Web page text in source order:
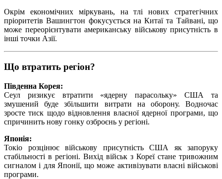
Окрім економічних міркувань, на тлі нових стратегічних
пріоритетів Вашингтон фокусується на Китаї та Тайвані, що
може переорієнтувати американську військову присутність в
інші точки Азії.
Що втратить регіон?
Південна Корея:
Сеул ризикує втратити «ядерну парасольку» США та
змушений буде збільшити витрати на оборону. Водночас
зросте тиск щодо відновлення власної ядерної програми, що
спричинить нову гонку озброєнь у регіоні.
Японія:
Токіо розцінює військову присутність США як запоруку
стабільності в регіоні. Вихід військ з Кореї стане тривожним
сигналом і для Японії, що може активізувати власні військові
програми.